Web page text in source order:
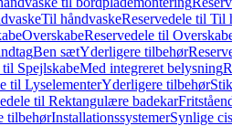
Til håndvaskeReservedele til Til
OverskabeReservedele til
Ben sætYderligere tilbehør
til SpejlskabeMed integreret belysning
til LyselementerYderligere tilbehør
til Rektangulære badekar
tilbehørInstallationssystemerSynlige